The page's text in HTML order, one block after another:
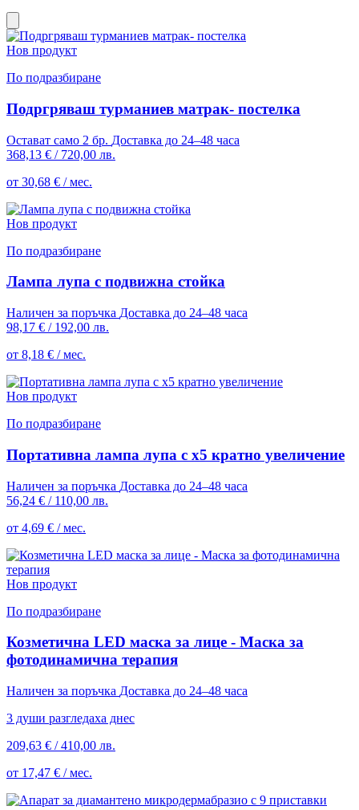
Нов продукт
По подразбиране
Подргряваш турманиев матрак- постелка
Остават само 2 бр. Доставка до 24–48 часа
368,13 € / 720,00 лв.
от 30,68 € / мес.
Нов продукт
По подразбиране
Лампа лупа с подвижна стойка
Наличен за поръчка Доставка до 24–48 часа
98,17 € / 192,00 лв.
от 8,18 € / мес.
Нов продукт
По подразбиране
Портативна лампа лупа с х5 кратно увеличение
Наличен за поръчка Доставка до 24–48 часа
56,24 € / 110,00 лв.
от 4,69 € / мес.
Нов продукт
По подразбиране
Козметична LED маска за лице - Маска за
фотодинамична терапия
Наличен за поръчка Доставка до 24–48 часа
3 души разгледаха днес
209,63 € / 410,00 лв.
от 17,47 € / мес.